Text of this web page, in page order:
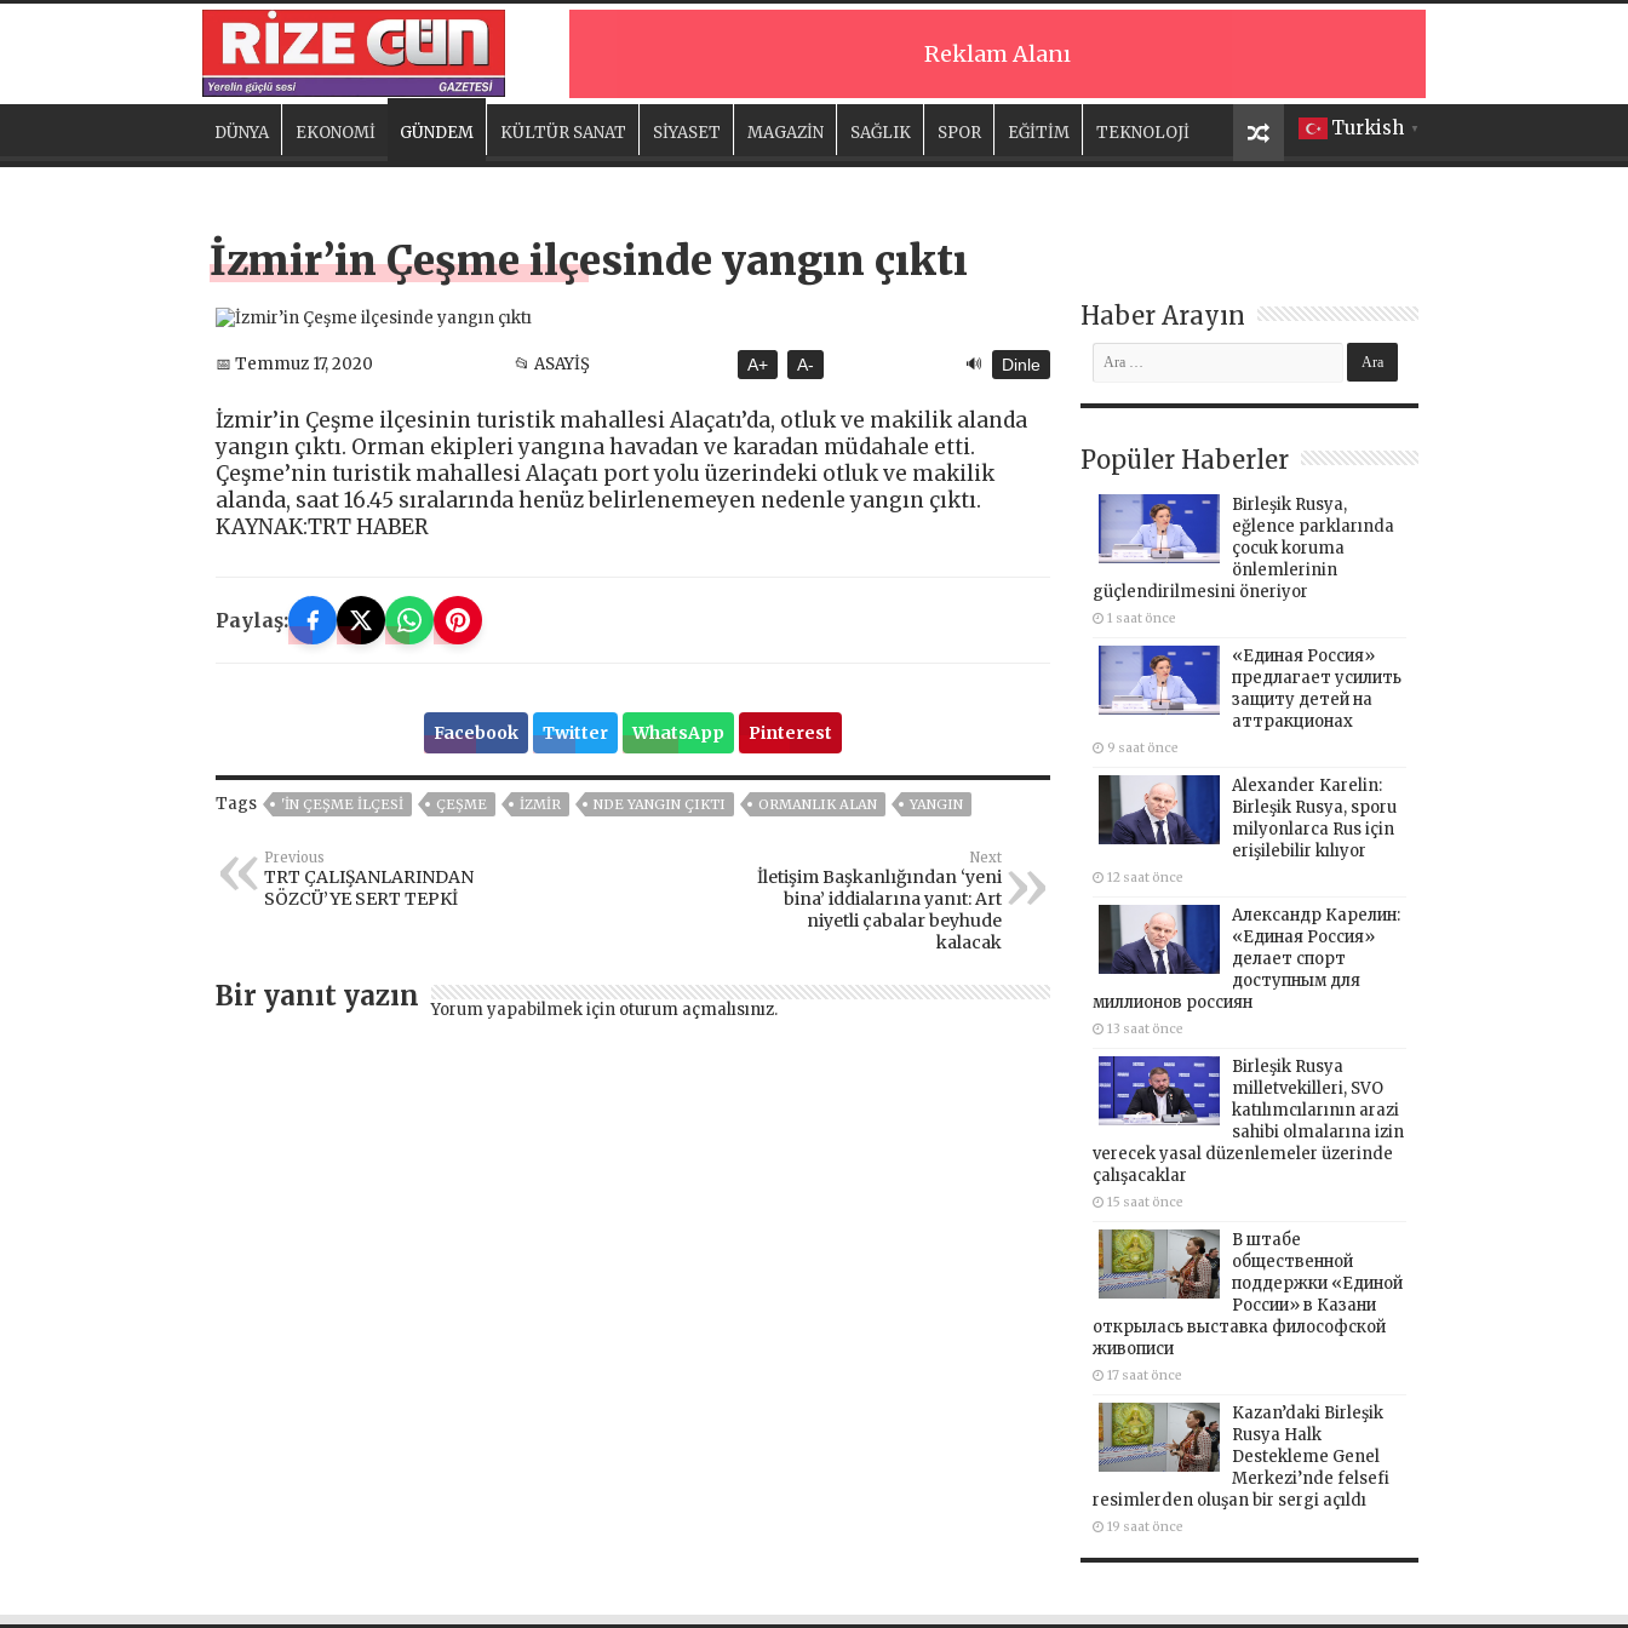
Reklam Alanı
Turkish ▼
DÜNYA EKONOMİ GÜNDEM KÜLTÜR SANAT SİYASET MAGAZİN SAĞLIK SPOR EĞİTİM TEKNOLOJİ
İzmir’in Çeşme ilçesinde yangın çıktı
📅 Temmuz 17, 2020 📂 ASAYİŞ A+ A- 🔊 Dinle
İzmir’in Çeşme ilçesinin turistik mahallesi Alaçatı’da, otluk ve makilik alanda
yangın çıktı. Orman ekipleri yangına havadan ve karadan müdahale etti.
Çeşme’nin turistik mahallesi Alaçatı port yolu üzerindeki otluk ve makilik
alanda, saat 16.45 sıralarında henüz belirlenemeyen nedenle yangın çıktı.
KAYNAK:TRT HABER
Paylaş:
Facebook Twitter WhatsApp Pinterest
Tags 'IN ÇEŞME ILÇESI ÇEŞME İZMIR NDE YANGIN ÇIKTI ORMANLIK ALAN YANGIN
Previous
TRT ÇALIŞANLARINDAN
SÖZCÜ’YE SERT TEPKİ
Next
İletişim Başkanlığından ‘yeni
bina’ iddialarına yanıt: Art
niyetli çabalar beyhude
kalacak
Bir yanıt yazın Yorum yapabilmek için oturum açmalısınız.
Haber Arayın
Popüler Haberler
Birleşik Rusya,
eğlence parklarında
çocuk koruma
önlemlerinin
güçlendirilmesini öneriyor
1 saat önce
«Единая Россия»
предлагает усилить
защиту детей на
аттракционах
9 saat önce
Alexander Karelin:
Birleşik Rusya, sporu
milyonlarca Rus için
erişilebilir kılıyor
12 saat önce
Александр Карелин:
«Единая Россия»
делает спорт
доступным для
миллионов россиян
13 saat önce
Birleşik Rusya
milletvekilleri, SVO
katılımcılarının arazi
sahibi olmalarına izin
verecek yasal düzenlemeler üzerinde
çalışacaklar
15 saat önce
В штабе
общественной
поддержки «Единой
России» в Казани
открылась выставка философской
живописи
17 saat önce
Kazan’daki Birleşik
Rusya Halk
Destekleme Genel
Merkezi’nde felsefi
resimlerden oluşan bir sergi açıldı
19 saat önce